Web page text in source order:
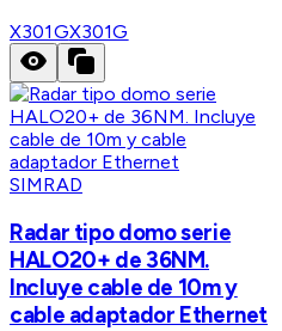
X301GX301G
SIMRAD
Radar tipo domo serie
HALO20+ de 36NM.
Incluye cable de 10m y
cable adaptador Ethernet